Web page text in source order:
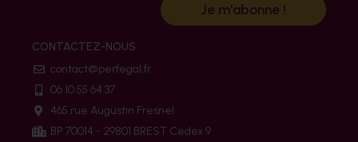
CONTACTEZ-NOUS
contact@perfegal.fr
06 10 55 64 37
465 rue Augustin Fresnel
BP 70014 - 29801 BREST Cedex 9
Je m'abonne !